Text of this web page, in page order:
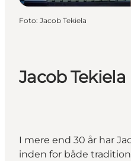
Foto: Jacob Tekiela
Jacob Tekiela
I mere end 30 år har
inden for både